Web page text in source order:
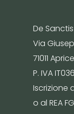
De
Via
71011
P. IVA
Iscrizione
o al REA